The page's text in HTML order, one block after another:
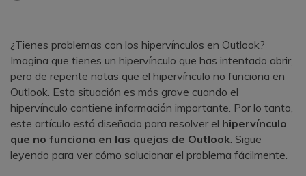
¿Tienes problemas con los hipervínculos en Outlook?
Imagina que tienes un hipervínculo que has intentado abrir,
pero de repente notas que el hipervínculo no funciona en
Outlook. Esta situación es más grave cuando el
hipervínculo contiene información importante. Por lo tanto,
este artículo está diseñado para resolver el hipervínculo
que no funciona en las quejas de Outlook. Sigue
leyendo para ver cómo solucionar el problema fácilmente.